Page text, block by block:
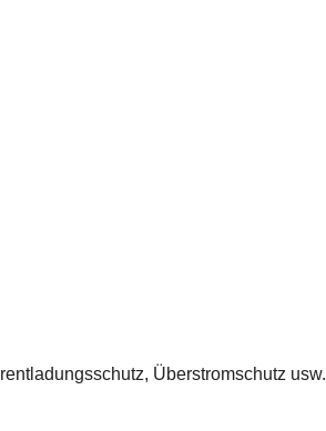
Überstromschutz usw.